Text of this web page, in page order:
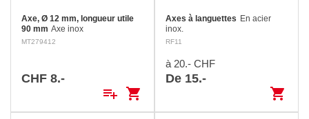
Axe, Ø 12 mm, longueur utile
90 mm Axe inox
MT279412
CHF 8.-
playlist_add shopping_cart
Axes à languettes En acier
inox.
RF11
à 20.- CHF
De 15.-
shopping_cart